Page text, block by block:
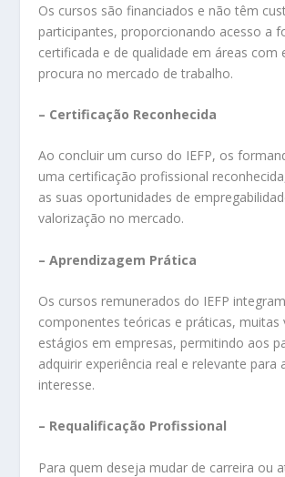
Os cursos são financiados e não têm
participantes, proporcionando acesso a
certificada e de qualidade em áreas com
procura no mercado de trabalho.
– Certificação Reconhecida
Ao concluir um curso do IEFP, os
uma certificação profissional
as suas oportunidades de
valorização no mercado.
– Aprendizagem Prática
Os cursos remunerados do IEFP integram
componentes teóricas e práticas, muitas
estágios em empresas, permitindo aos
adquirir experiência real e relevante para
interesse.
– Requalificação Profissional
Para quem deseja mudar de carreira ou